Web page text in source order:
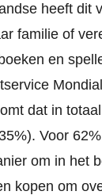
heeft dit
familie of
en
dat in
Voor
om in het
kopen om